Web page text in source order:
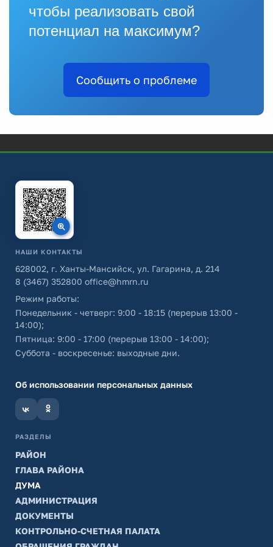
чтобы реализовать свой
потенциал на максимум?
Сообщить о проблеме
НАШИ КОНТАКТЫ
628002, г. Ханты-Мансийск, ул. Гагарина, д. 214
8 (3467) 352800 office@hmrn.ru
Режим работы:
Понедельник - четверг: 9:00 - 18:15 (перерыв 13:00 -
14:00);
Пятница: 9:00 - 17:00 (перерыв 13:00 - 14:00);
Суббота - воскресенье: выходные дни.
Об использовании персональных данных
РАЗДЕЛЫ
РАЙОН
ГЛАВА РАЙОНА
ДУМА
АДМИНИСТРАЦИЯ
ДОКУМЕНТЫ
КОНТРОЛЬНО-СЧЕТНАЯ ПАЛАТА